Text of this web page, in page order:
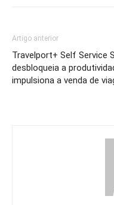
Artigo anterior
Travelport+ Self Service
desbloqueia a
impulsiona a venda de